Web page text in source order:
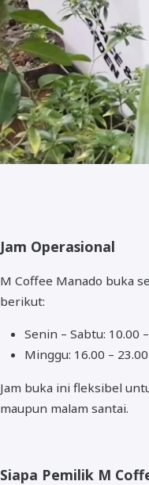
Jam Operasional
M Coffee Manado buka
berikut:
Senin – Sabtu: 10.00
Minggu: 16.00 –
Jam buka ini fleksibel
maupun malam santai.
Siapa Pemilik M